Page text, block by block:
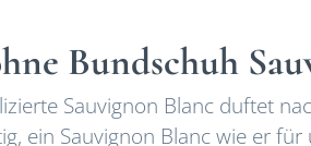
Bundschuh
Sauvignon Blanc duftet
ein Sauvignon Blanc wie er für